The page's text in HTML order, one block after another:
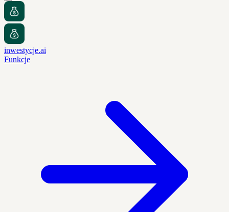
inwestycje.ai
Funkcje